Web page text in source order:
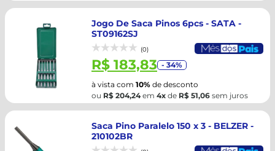
Jogo De Saca Pinos 6pcs - SATA -
ST09162SJ
(0)
R$ 183,83 - 34%
à vista com 10% de desconto
ou R$ 204,24em 4x de R$ 51,06 sem juros
Saca Pino Paralelo 150 x 3 - BELZER -
210102BR